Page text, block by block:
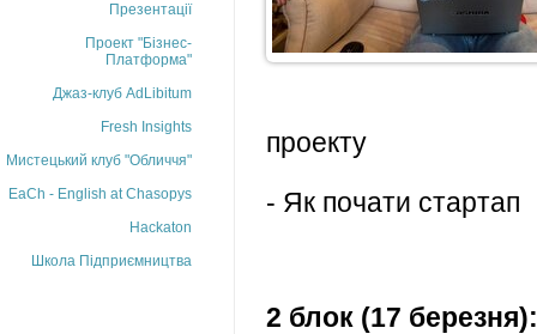
Презентації
Проект "Бізнес-
Платформа"
Джаз-клуб AdLibitum
Fresh Insights
Мистецький клуб "Обличчя"
EaCh - English at Chasopys
Hackaton
Школа Підприємництва
проекту
- Як почати стартап
2 блок (17 березня):